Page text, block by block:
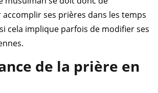
ses prières dans les temps
cela implique parfois de modifier ses
de la prière en